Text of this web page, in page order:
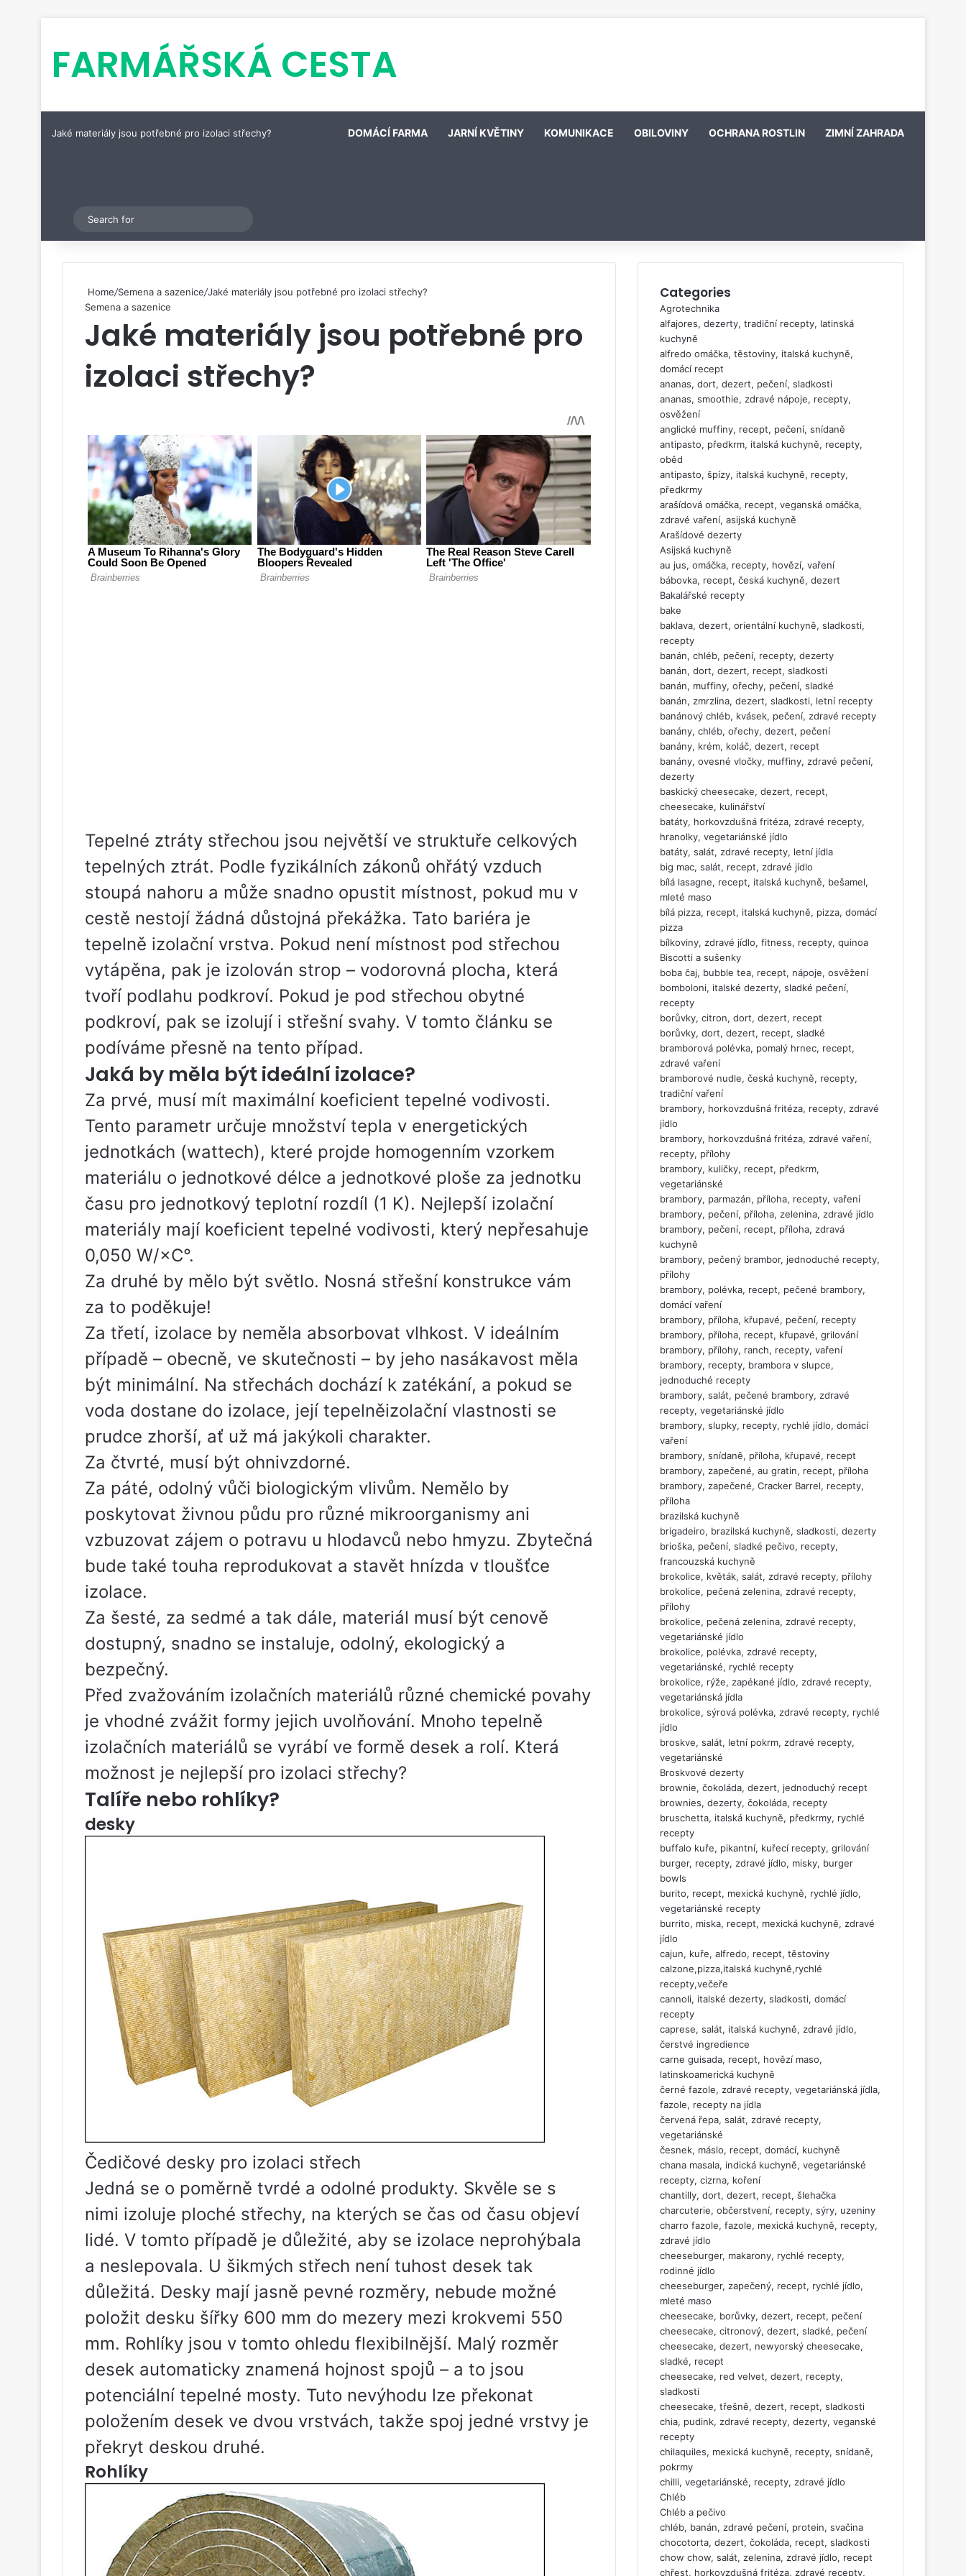
FARMÁŘSKÁ CESTA
Jaké materiály jsou potřebné pro izolaci střechy? DOMÁCÍ FARMA JARNÍ KVĚTINY KOMUNIKACE OBILOVINY OCHRANA ROSTLIN ZIMNÍ ZAHRADA
Switch skin
for
Home/Semena a sazenice/Jaké materiály jsou potřebné pro izolaci střechy?
Semena a sazenice
Jaké materiály jsou potřebné pro
izolaci střechy?
Tepelné ztráty střechou jsou největší ve struktuře celkových
tepelných ztrát. Podle fyzikálních zákonů ohřátý vzduch
stoupá nahoru a může snadno opustit místnost, pokud mu v
cestě nestojí žádná důstojná překážka. Tato bariéra je
tepelně izolační vrstva. Pokud není místnost pod střechou
vytápěna, pak je izolován strop – vodorovná plocha, která
tvoří podlahu podkroví. Pokud je pod střechou obytné
podkroví, pak se izolují i ​​střešní svahy. V tomto článku se
podíváme přesně na tento případ.
Jaká by měla být ideální izolace?
Za prvé, musí mít maximální koeficient tepelné vodivosti.
Tento parametr určuje množství tepla v energetických
jednotkách (wattech), které projde homogenním vzorkem
materiálu o jednotkové délce a jednotkové ploše za jednotku
času pro jednotkový teplotní rozdíl (1 K). Nejlepší izolační
materiály mají koeficient tepelné vodivosti, který nepřesahuje
0,050 W/×C°.
Za druhé by mělo být světlo. Nosná střešní konstrukce vám
za to poděkuje!
Za třetí, izolace by neměla absorbovat vlhkost. V ideálním
případě – obecně, ve skutečnosti – by jeho nasákavost měla
být minimální. Na střechách dochází k zatékání, a pokud se
voda dostane do izolace, její tepelněizolační vlastnosti se
prudce zhorší, ať už má jakýkoli charakter.
Za čtvrté, musí být ohnivzdorné.
Za páté, odolný vůči biologickým vlivům. Nemělo by
poskytovat živnou půdu pro různé mikroorganismy ani
vzbuzovat zájem o potravu u hlodavců nebo hmyzu. Zbytečná
bude také touha reprodukovat a stavět hnízda v tloušťce
izolace.
Za šesté, za sedmé a tak dále, materiál musí být cenově
dostupný, snadno se instaluje, odolný, ekologický a
bezpečný.
Před zvažováním izolačních materiálů různé chemické povahy
je vhodné zvážit formy jejich uvolňování. Mnoho tepelně
izolačních materiálů se vyrábí ve formě desek a rolí. Která
možnost je nejlepší pro izolaci střechy?
Talíře nebo rohlíky?
desky
Čedičové desky pro izolaci střech
Jedná se o poměrně tvrdé a odolné produkty. Skvěle se s
nimi izoluje ploché střechy, na kterých se čas od času objeví
lidé. V tomto případě je důležité, aby se izolace neprohýbala
a neslepovala. U šikmých střech není tuhost desek tak
důležitá. Desky mají jasně pevné rozměry, nebude možné
položit desku šířky 600 mm do mezery mezi krokvemi 550
mm. Rohlíky jsou v tomto ohledu flexibilnější. Malý rozměr
desek automaticky znamená hojnost spojů – a to jsou
potenciální tepelné mosty. Tuto nevýhodu lze překonat
položením desek ve dvou vrstvách, takže spoj jedné vrstvy je
překryt deskou druhé.
Rohlíky
Categories
Agrotechnika
alfajores, dezerty, tradiční recepty, latinská
kuchyně
alfredo omáčka, těstoviny, italská kuchyně,
domácí recept
ananas, dort, dezert, pečení, sladkosti
ananas, smoothie, zdravé nápoje, recepty,
osvěžení
anglické muffiny, recept, pečení, snídaně
antipasto, předkrm, italská kuchyně, recepty,
oběd
antipasto, špízy, italská kuchyně, recepty,
předkrmy
arašídová omáčka, recept, veganská omáčka,
zdravé vaření, asijská kuchyně
Arašídové dezerty
Asijská kuchyně
au jus, omáčka, recepty, hovězí, vaření
bábovka, recept, česká kuchyně, dezert
Bakalářské recepty
bake
baklava, dezert, orientální kuchyně, sladkosti,
recepty
banán, chléb, pečení, recepty, dezerty
banán, dort, dezert, recept, sladkosti
banán, muffiny, ořechy, pečení, sladké
banán, zmrzlina, dezert, sladkosti, letní recepty
banánový chléb, kvásek, pečení, zdravé recepty
banány, chléb, ořechy, dezert, pečení
banány, krém, koláč, dezert, recept
banány, ovesné vločky, muffiny, zdravé pečení,
dezerty
baskický cheesecake, dezert, recept,
cheesecake, kulinářství
batáty, horkovzdušná fritéza, zdravé recepty,
hranolky, vegetariánské jídlo
batáty, salát, zdravé recepty, letní jídla
big mac, salát, recept, zdravé jídlo
bílá lasagne, recept, italská kuchyně, bešamel,
mleté maso
bílá pizza, recept, italská kuchyně, pizza, domácí
pizza
bílkoviny, zdravé jídlo, fitness, recepty, quinoa
Biscotti a sušenky
boba čaj, bubble tea, recept, nápoje, osvěžení
bomboloni, italské dezerty, sladké pečení,
recepty
borůvky, citron, dort, dezert, recept
borůvky, dort, dezert, recept, sladké
bramborová polévka, pomalý hrnec, recept,
zdravé vaření
bramborové nudle, česká kuchyně, recepty,
tradiční vaření
brambory, horkovzdušná fritéza, recepty, zdravé
jídlo
brambory, horkovzdušná fritéza, zdravé vaření,
recepty, přílohy
brambory, kuličky, recept, předkrm,
vegetariánské
brambory, parmazán, příloha, recepty, vaření
brambory, pečení, příloha, zelenina, zdravé jídlo
brambory, pečení, recept, příloha, zdravá
kuchyně
brambory, pečený brambor, jednoduché recepty,
přílohy
brambory, polévka, recept, pečené brambory,
domácí vaření
brambory, příloha, křupavé, pečení, recepty
brambory, příloha, recept, křupavé, grilování
brambory, přílohy, ranch, recepty, vaření
brambory, recepty, brambora v slupce,
jednoduché recepty
brambory, salát, pečené brambory, zdravé
recepty, vegetariánské jídlo
brambory, slupky, recepty, rychlé jídlo, domácí
vaření
brambory, snídaně, příloha, křupavé, recept
brambory, zapečené, au gratin, recept, příloha
brambory, zapečené, Cracker Barrel, recepty,
příloha
brazilská kuchyně
brigadeiro, brazilská kuchyně, sladkosti, dezerty
brioška, pečení, sladké pečivo, recepty,
francouzská kuchyně
brokolice, květák, salát, zdravé recepty, přílohy
brokolice, pečená zelenina, zdravé recepty,
přílohy
brokolice, pečená zelenina, zdravé recepty,
vegetariánské jídlo
brokolice, polévka, zdravé recepty,
vegetariánské, rychlé recepty
brokolice, rýže, zapékané jídlo, zdravé recepty,
vegetariánská jídla
brokolice, sýrová polévka, zdravé recepty, rychlé
jídlo
broskve, salát, letní pokrm, zdravé recepty,
vegetariánské
Broskvové dezerty
brownie, čokoláda, dezert, jednoduchý recept
brownies, dezerty, čokoláda, recepty
bruschetta, italská kuchyně, předkrmy, rychlé
recepty
buffalo kuře, pikantní, kuřecí recepty, grilování
burger, recepty, zdravé jídlo, misky, burger
bowls
burito, recept, mexická kuchyně, rychlé jídlo,
vegetariánské recepty
burrito, miska, recept, mexická kuchyně, zdravé
jídlo
cajun, kuře, alfredo, recept, těstoviny
calzone,pizza,italská kuchyně,rychlé
recepty,večeře
cannoli, italské dezerty, sladkosti, domácí
recepty
caprese, salát, italská kuchyně, zdravé jídlo,
čerstvé ingredience
carne guisada, recept, hovězí maso,
latinskoamerická kuchyně
černé fazole, zdravé recepty, vegetariánská jídla,
fazole, recepty na jídla
červená řepa, salát, zdravé recepty,
vegetariánské
česnek, máslo, recept, domácí, kuchyně
chana masala, indická kuchyně, vegetariánské
recepty, cizrna, koření
chantilly, dort, dezert, recept, šlehačka
charcuterie, občerstvení, recepty, sýry, uzeniny
charro fazole, fazole, mexická kuchyně, recepty,
zdravé jídlo
cheeseburger, makarony, rychlé recepty,
rodinné jídlo
cheeseburger, zapečený, recept, rychlé jídlo,
mleté maso
cheesecake, borůvky, dezert, recept, pečení
cheesecake, citronový, dezert, sladké, pečení
cheesecake, dezert, newyorský cheesecake,
sladké, recept
cheesecake, red velvet, dezert, recepty,
sladkosti
cheesecake, třešně, dezert, recept, sladkosti
chia, pudink, zdravé recepty, dezerty, veganské
recepty
chilaquiles, mexická kuchyně, recepty, snídaně,
pokrmy
chilli, vegetariánské, recepty, zdravé jídlo
Chléb
Chléb a pečivo
chléb, banán, zdravé pečení, protein, svačina
chocotorta, dezert, čokoláda, recept, sladkosti
chow chow, salát, zelenina, zdravé jídlo, recept
chřest, horkovzdušná fritéza, zdravé recepty,